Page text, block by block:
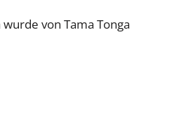
von Tama Tonga